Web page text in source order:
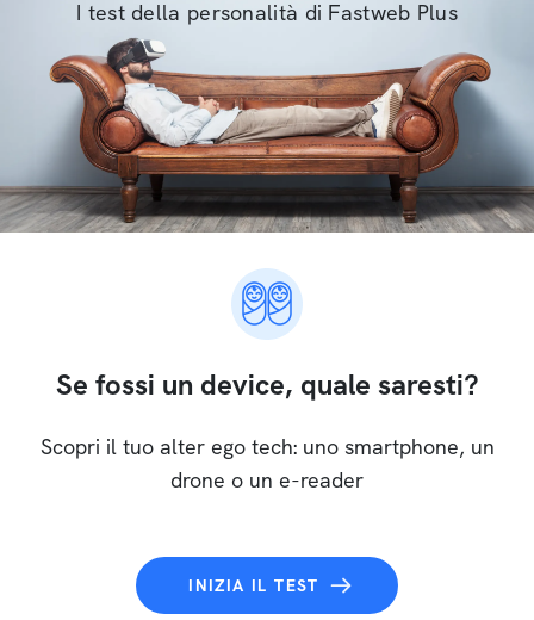
I test della personalità di Fastweb Plus
Se fossi un device, quale saresti?
Scopri il tuo alter ego tech: uno smartphone, un
drone o un e-reader
INIZIA IL TEST